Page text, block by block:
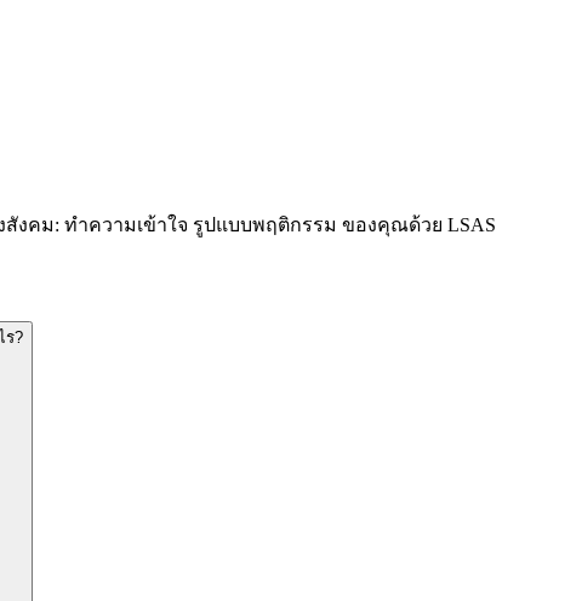
งคม: ทำความเข้าใจ รูปแบบพฤติกรรม ของคุณด้วย LSAS
ร?